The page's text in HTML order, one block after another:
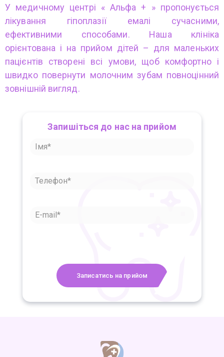
У медичному центрі « Альфа + » пропонується
лікування гіпоплазії емалі сучасними,
ефективними способами. Наша клініка
орієнтована і на прийом дітей – для маленьких
пацієнтів створені всі умови, щоб комфортно і
швидко повернути молочним зубам повноцінний
зовнішній вигляд.
Запишіться до нас на прийом